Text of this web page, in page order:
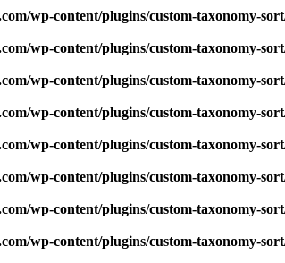
wp-content/plugins/custom-taxonomy-
wp-content/plugins/custom-taxonomy-
wp-content/plugins/custom-taxonomy-
wp-content/plugins/custom-taxonomy-
wp-content/plugins/custom-taxonomy-
wp-content/plugins/custom-taxonomy-
wp-content/plugins/custom-taxonomy-
wp-content/plugins/custom-taxonomy-